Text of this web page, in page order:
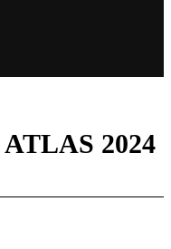
2024